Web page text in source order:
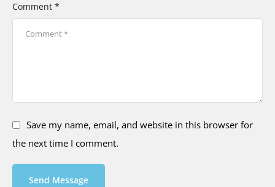
Comment *
Save my name, email, and website in this browser for
the next time I comment.
Send Message